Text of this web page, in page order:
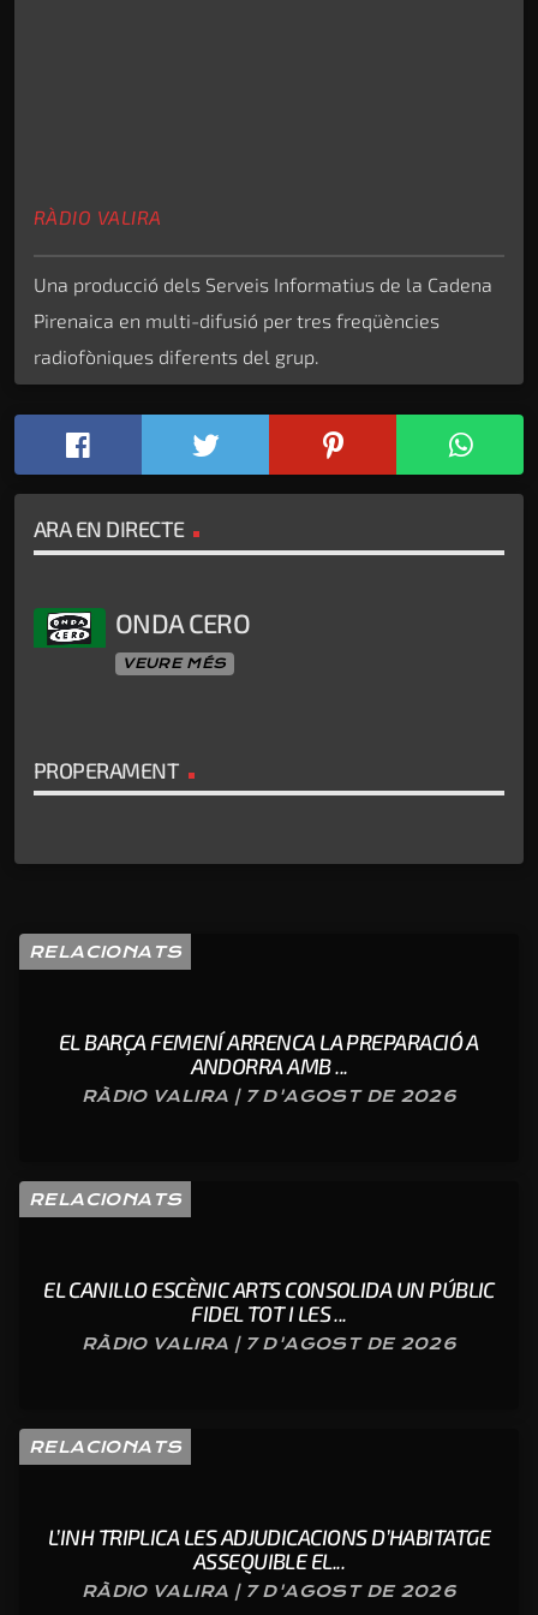
RÀDIO VALIRA
Una producció dels Serveis Informatius de la Cadena
Pirenaica en multi-difusió per tres freqüències
radiofòniques diferents del grup.
ARA EN DIRECTE
ONDA CERO
VEURE MÉS
PROPERAMENT
RELACIONATS
EL BARÇA FEMENÍ ARRENCA LA PREPARACIÓ A
ANDORRA AMB ...
RÀDIO VALIRA | 7 D'AGOST DE 2026
RELACIONATS
EL CANILLO ESCÈNIC ARTS CONSOLIDA UN PÚBLIC
FIDEL TOT I LES ...
RÀDIO VALIRA | 7 D'AGOST DE 2026
RELACIONATS
L’INH TRIPLICA LES ADJUDICACIONS D’HABITATGE
ASSEQUIBLE EL...
RÀDIO VALIRA | 7 D'AGOST DE 2026